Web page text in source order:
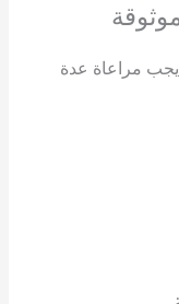
يجب مراعاة عدة